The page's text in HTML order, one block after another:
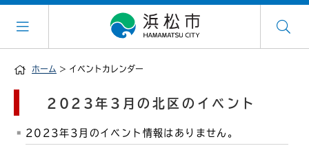
ホーム > イベントカレンダー
2023年3月の北区のイベント
2023年3月のイベント情報はありません。